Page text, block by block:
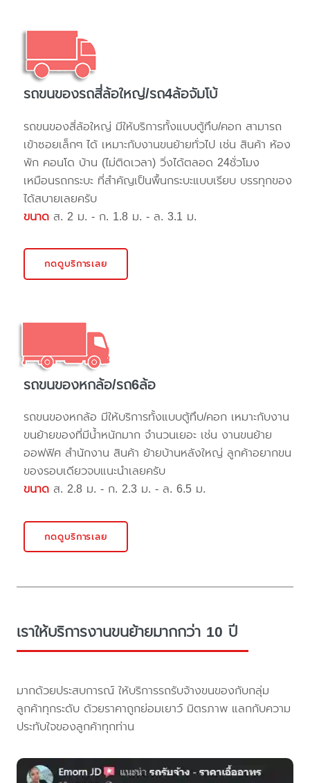
รถขนของรถสี่ล้อใหญ่/รถ4ล้อจัมโบ้
รถขนของสี่ล้อใหญ่ มีให้บริการทั้งแบบตู้ทึบ/คอก สามารถ
เข้าซอยเล็กๆ ได้ เหมาะกับงานขนย้ายทั่วไป เช่น สินค้า ห้อง
พัก คอนโด บ้าน (ไม่ติดเวลา) วิ่งได้ตลอด 24ชั่วโมง
เหมือนรถกระบะ ที่สำคัญเป็นพื้นกระบะแบบเรียบ บรรทุกของ
ได้สบายเลยครับ
ขนาด ส. 2 ม. - ก. 1.8 ม. - ล. 3.1 ม.
กดดูบริการเลย
รถขนของหกล้อ/รถ6ล้อ
รถขนของหกล้อ มีให้บริการทั้งแบบตู้ทึบ/คอก เหมาะกับงาน
ขนย้ายของที่มีน้ำหนักมาก จำนวนเยอะ เช่น งานขนย้าย
ออฟฟิศ สำนักงาน สินค้า ย้ายบ้านหลังใหญ่ ลูกค้าอยากขน
ของรอบเดียวจบแนะนำเลยครับ
ขนาด ส. 2.8 ม. - ก. 2.3 ม. - ล. 6.5 ม.
กดดูบริการเลย
เราให้บริการงานขนย้ายมากกว่า 10 ปี
มากด้วยประสบการณ์ ให้บริการรถรับจ้างขนของกับกลุ่ม
ลูกค้าทุกระดับ ด้วยราคาถูกย่อมเยาว์ มิตรภาพ แลกกับความ
ประทับใจของลูกค้าทุกท่าน